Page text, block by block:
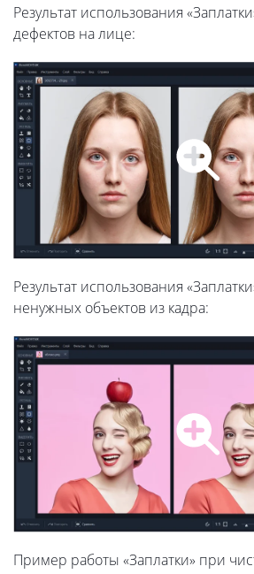
Результат использования
дефектов на лице:
Результат использования
ненужных объектов из кадра:
Пример работы «Заплатки» при